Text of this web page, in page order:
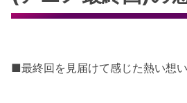
■最終回を見届けて感じた熱い想い